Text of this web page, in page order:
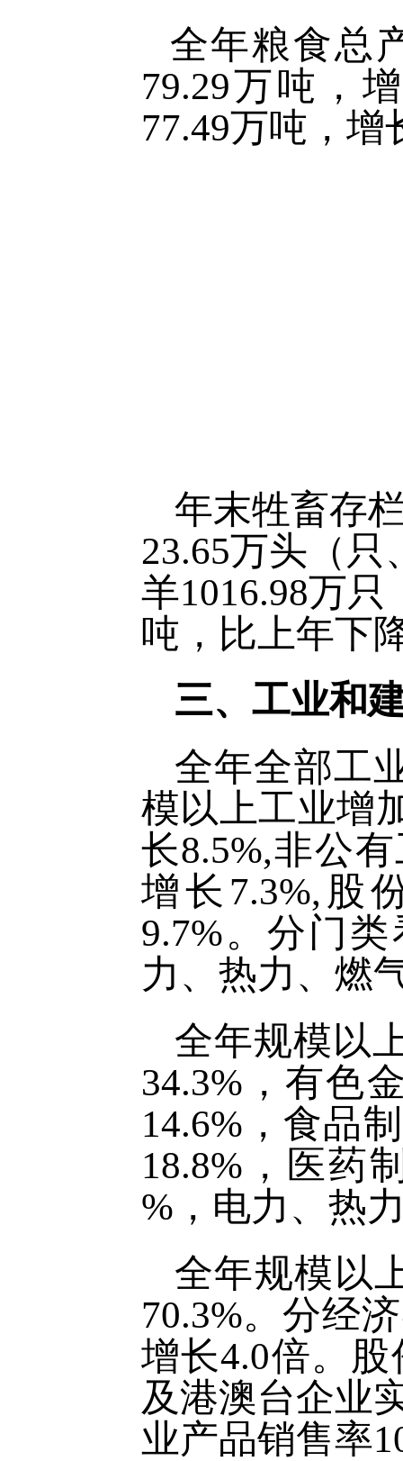
全年粮食总
79.29万吨，
77.49万吨，增
年末牲畜存
23.65万头（只
羊1016.98万
吨，比上年下
三、工业和
全年全部工
模以上工业增
长8.5%,非公
增长7.3%,股
9.7%。分门
力、热力、燃
全年规模以
34.3%，有色
14.6%，食品
18.8%，医药
%，电力、热
全年规模以
70.3%。分经
增长4.0倍。
及港澳台企业
业产品销售率